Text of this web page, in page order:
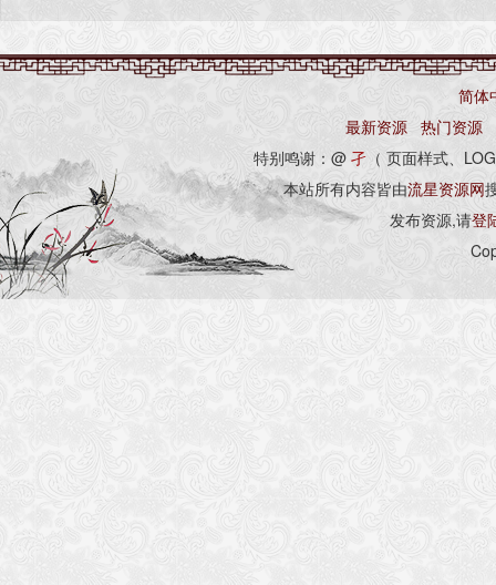
简体
最新资源 热门资源
特别鸣谢：@ 孑 （ 页面样式、
本站所有内容皆由流星资源网
发布资源,请登